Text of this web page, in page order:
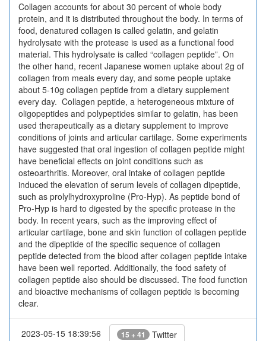
Collagen accounts for about 30 percent of whole body
protein, and it is distributed throughout the body. In terms of
food, denatured collagen is called gelatin, and gelatin
hydrolysate with the protease is used as a functional food
material. This hydrolysate is called “collagen peptide”. On
the other hand, recent Japanese women uptake about 2g of
collagen from meals every day, and some people uptake
about 5-10g collagen peptide from a dietary supplement
every day. Collagen peptide, a heterogeneous mixture of
oligopeptides and polypeptides similar to gelatin, has been
used therapeutically as a dietary supplement to improve
conditions of joints and articular cartilage. Some experiments
have suggested that oral ingestion of collagen peptide might
have beneficial effects on joint conditions such as
osteoarthritis. Moreover, oral intake of collagen peptide
induced the elevation of serum levels of collagen dipeptide,
such as prolylhydroxyproline (Pro-Hyp). As peptide bond of
Pro-Hyp is hard to digested by the specific protease in the
body. In recent years, such as the improving effect of
articular cartilage, bone and skin function of collagen peptide
and the dipeptide of the specific sequence of collagen
peptide detected from the blood after collagen peptide intake
have been well reported. Additionally, the food safety of
collagen peptide also should be discussed. The food function
and bioactive mechanisms of collagen peptide is becoming
clear.
2023-05-15 18:39:56 15 + 41 Twitter